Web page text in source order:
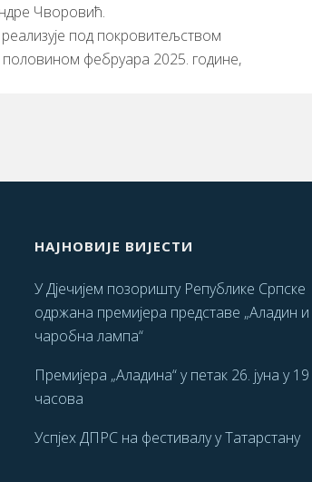
Чворовић.
под покровитељством
половином фебруара 2025. године,
НАЈНОВИЈЕ ВИЈЕСТИ
У Дјечијем позоришту Републике Српске
одржана премијера представе „Аладин и
чаробна лампа“
Премијера „Аладина“ у петак 26. јуна у 19
часова
Успјех ДПРС на фестивалу у Татарстану